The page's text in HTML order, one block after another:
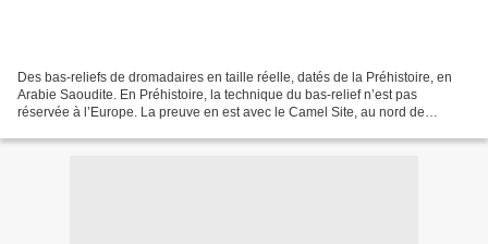
Des bas-reliefs de dromadaires en taille réelle, datés de la Préhistoire, en
Arabie Saoudite. En Préhistoire, la technique du bas-relief n’est pas
réservée à l’Europe. La preuve en est avec le Camel Site, au nord de